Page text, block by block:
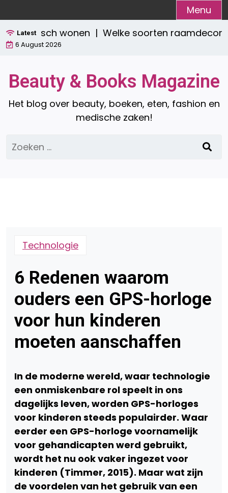
naar
de
inhoud
Menu
Latest
praktisch wonen |Welke soorten
6 August 2026
Beauty & Books Magazine
Het blog over beauty, boeken, eten, fashion en
medische zaken!
Zoeken
naar:
Technologie
6 Redenen waarom
ouders een GPS-horloge
voor hun kinderen
moeten aanschaffen
In de moderne wereld, waar technologie
een onmiskenbare rol speelt in ons
dagelijks leven, worden GPS-horloges
voor kinderen steeds populairder. Waar
eerder een GPS-horloge voornamelijk
voor gehandicapten werd gebruikt,
wordt het nu ook vaker ingezet voor
kinderen (Timmer, 2015). Maar wat zijn
de voordelen van het gebruik van een